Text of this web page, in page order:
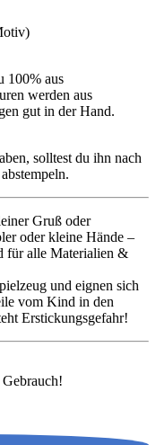
100% aus
werden aus
gut in der Hand.
solltest du ihn nach
Gruß oder
oder kleine Hände –
alle Materialien &
und eignen sich
vom Kind in den
Erstickungsgefahr!